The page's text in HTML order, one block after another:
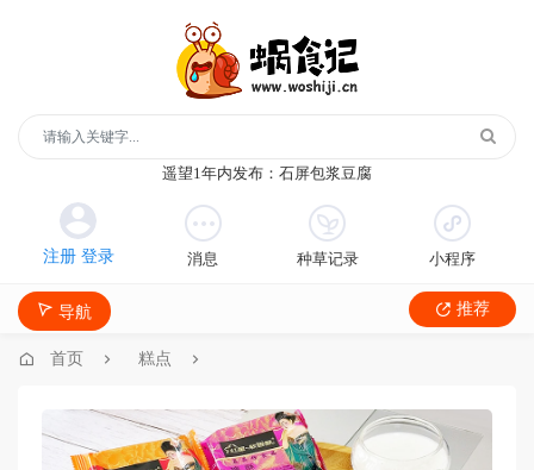
玻璃鞋1年内发布：沿河沙子空心李
云散说再见1年内发布：红宝石鲜奶小方
月季1年内发布：森永松饼粉
月季1年内发布：绿柳居青团
云散说再见1年内发布：红宝石鲜奶小方
月季1年内发布：绿柳居青团
遥望1年内发布：石屏包浆豆腐
消息 种草记录 小程序
导航 推荐
首页 糕点